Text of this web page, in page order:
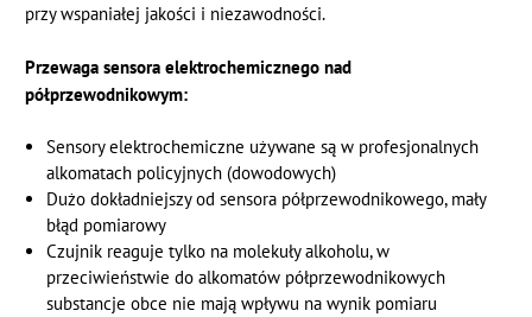
przy wspaniałej jakości i niezawodności.
Przewaga sensora elektrochemicznego nad
półprzewodnikowym:
Sensory elektrochemiczne używane są w profesjonalnych
alkomatach policyjnych (dowodowych)
Dużo dokładniejszy od sensora półprzewodnikowego, mały
błąd pomiarowy
Czujnik reaguje tylko na molekuły alkoholu, w
przeciwieństwie do alkomatów półprzewodnikowych
substancje obce nie mają wpływu na wynik pomiaru